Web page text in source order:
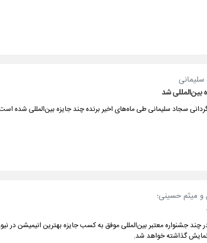
سلیمانی
بین‌المللی شد
سجاد سلیمانی طی ماه‌های اخیر برنده چند جایزه بین‌المللی شده
و میثم حسینی؛
چند جشنواره معتبر بین‌المللی موفق به کسب جایزه بهترین انیمیشن در
نمایش گذاشته خواهد شد.